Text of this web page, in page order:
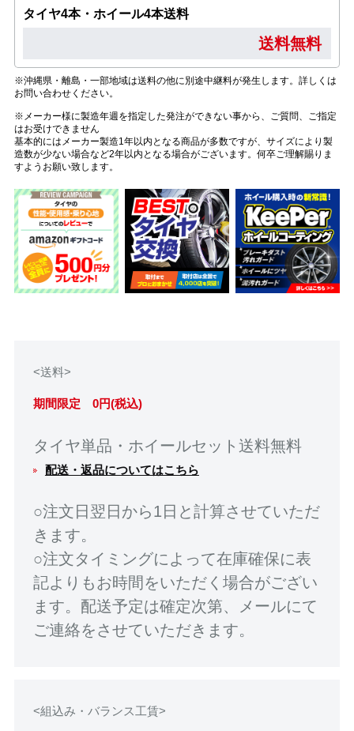
タイヤ4本・ホイール4本送料
送料無料
※沖縄県・離島・一部地域は送料の他に別途中継料が発生します。詳しくは
お問い合わせください。
※メーカー様に製造年週を指定した発注ができない事から、ご質問、ご指定
はお受けできません
基本的にはメーカー製造1年以内となる商品が多数ですが、サイズにより製
造数が少ない場合など2年以内となる場合がございます。何卒ご理解賜りま
すようお願い致します。
<送料>
期間限定 0円(税込)
タイヤ単品・ホイールセット送料無料
配送・返品についてはこちら
○注文日翌日から1日と計算させていただ
きます。
○注文タイミングによって在庫確保に表
記よりもお時間をいただく場合がござい
ます。配送予定は確定次第、メールにて
ご連絡をさせていただきます。
<組込み・バランス工賃>